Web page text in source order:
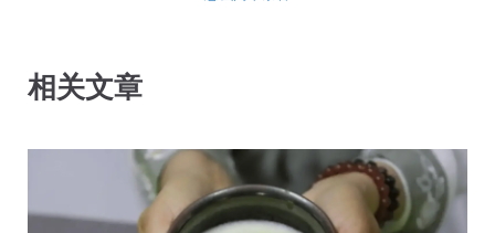
相关文章